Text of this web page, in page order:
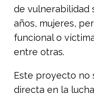
de vulnerabilidad
años, mujeres,
funcional o
entre otras.
Este proyecto no
directa en la